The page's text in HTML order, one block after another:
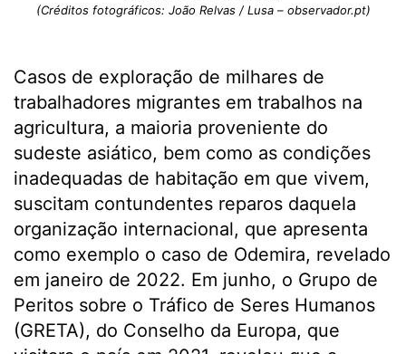
(Créditos fotográficos: João Relvas / Lusa – observador.pt)
Casos de exploração de milhares de
trabalhadores migrantes em trabalhos na
agricultura, a maioria proveniente do
sudeste asiático, bem como as condições
inadequadas de habitação em que vivem,
suscitam contundentes reparos daquela
organização internacional, que apresenta
como exemplo o caso de Odemira, revelado
em janeiro de 2022. Em junho, o Grupo de
Peritos sobre o Tráfico de Seres Humanos
(GRETA), do Conselho da Europa, que